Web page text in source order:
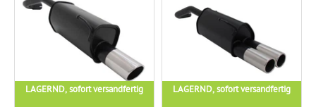
LAGERND, sofort versandfertig LAGERND, sofort versandfertig